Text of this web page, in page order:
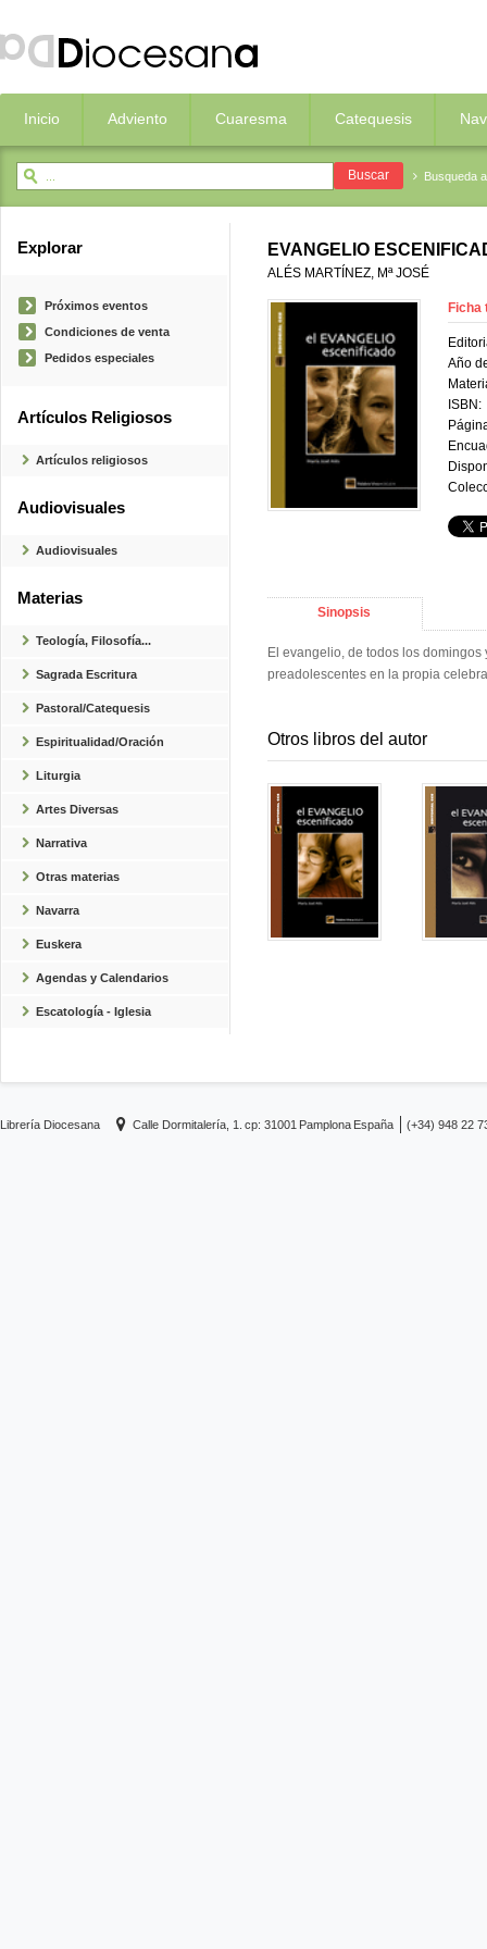
Inicio Adviento Cuaresma Catequesis
Busqueda
Explorar
Próximos eventos
Condiciones de venta
Pedidos especiales
Artículos Religiosos
Artículos religiosos
Audiovisuales
Audiovisuales
Materias
Teología, Filosofía...
Sagrada Escritura
Pastoral/Catequesis
Espiritualidad/Oración
Liturgia
Artes Diversas
Narrativa
Otras materias
Navarra
Euskera
Agendas y Calendarios
Escatología - Iglesia
EVANGELIO
ALÉS MARTÍNEZ, Mª JOSÉ
Ficha
Año
ISBN:
Sinopsis
El evangelio, de todos los
preadolescentes en la propia
Otros libros del autor
Librería Diocesana Calle Dormitalería, 1. cp: 31001 Pamplona España (+34) 948 22